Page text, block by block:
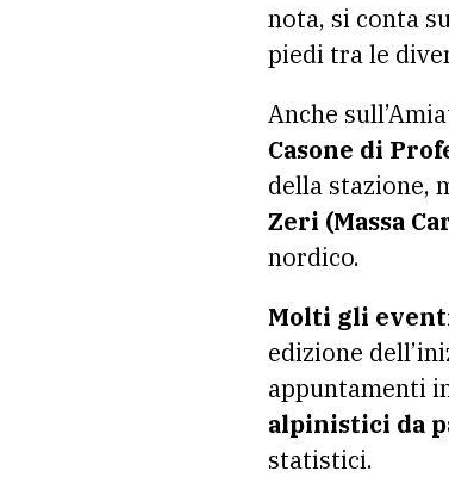
nota, si conta
piedi tra le
Anche
Casone di
della stazione,
Zeri (Massa
nordico.
Molti gli
edizione
appuntamenti
alpinistici da
statistici.